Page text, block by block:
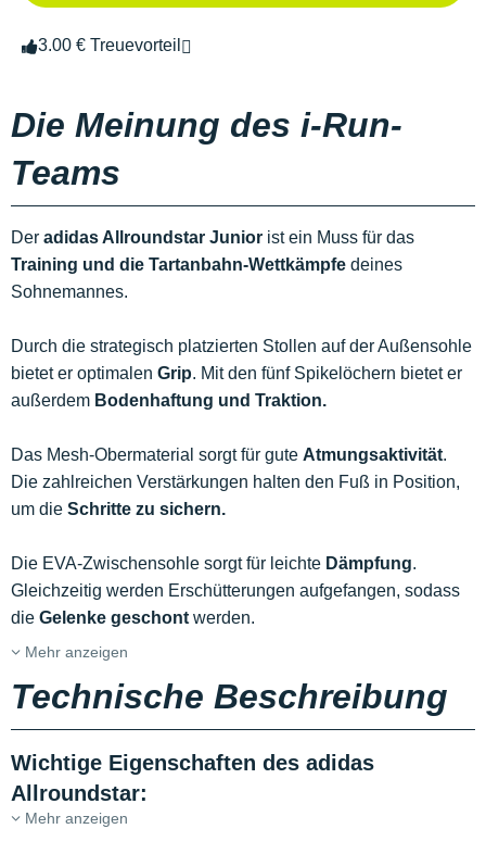
3.00 € Treuevorteil
Die Meinung des i-Run-
Teams
Der adidas Allroundstar Junior ist ein Muss für das
Training und die Tartanbahn-Wettkämpfe deines
Sohnemannes.
Durch die strategisch platzierten Stollen auf der Außensohle
bietet er optimalen Grip. Mit den fünf Spikelöchern bietet er
außerdem Bodenhaftung und Traktion.
Das Mesh-Obermaterial sorgt für gute Atmungsaktivität.
Die zahlreichen Verstärkungen halten den Fuß in Position,
um die Schritte zu sichern.
Die EVA-Zwischensohle sorgt für leichte Dämpfung.
Gleichzeitig werden Erschütterungen aufgefangen, sodass
die Gelenke geschont werden.
Mehr anzeigen
Technische Beschreibung
Wichtige Eigenschaften des adidas
Allroundstar:
Mehr anzeigen